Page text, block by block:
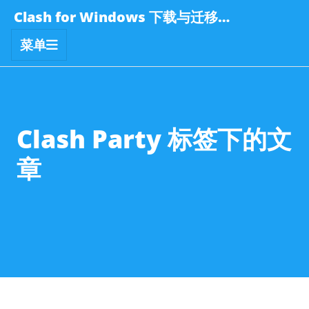
Clash for Windows 下载与迁移指南
菜单
Clash Party 标签下的文
章